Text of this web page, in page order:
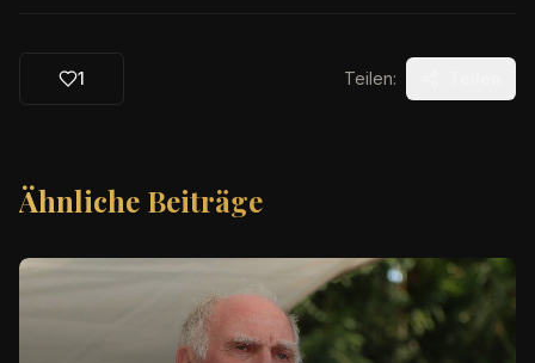
1 Teilen:
Ähnliche Beiträge